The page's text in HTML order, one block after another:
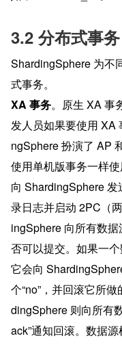
3.2 分布式事务
ShardingSphere 为不
式事务。
XA 事务。原生 XA 事
发人员如果要使用 XA
ngSphere 扮演了 AP
使用单机版事务一样
向 ShardingSphere 发
录日志并启动 2PC（
ingSphere 向所有数据
否可以提交。如果一
它会向
个“no”，并回滚它所
dingSphere 则向所有
ack”通知回滚。数据源